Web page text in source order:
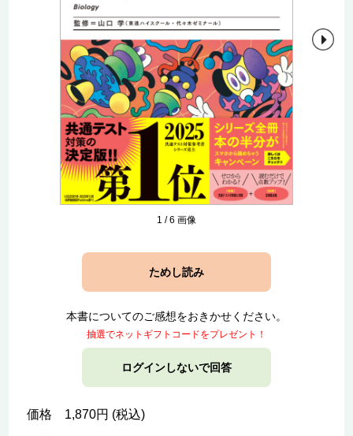
1 /6 画像
ためし読み
本書についてのご感想をおきかせください。
抽選でネットギフトコードをプレゼント！
ログインしないで回答
価格 1,870円 (税込)